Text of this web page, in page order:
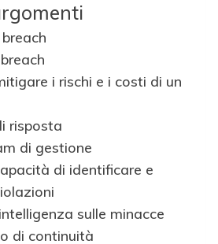
i rischi e i costi di un
risposta
di gestione
di identificare e
sulle minacce
di continuità